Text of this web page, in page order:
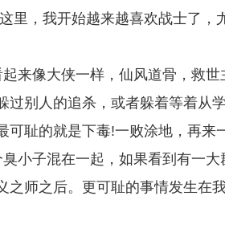
里，我开始越来越喜欢战士了，
像大侠一样，仙风道骨，救世
过别人的追杀，或者躲着等着从
可耻的就是下毒!一败涂地，再
小子混在一起，如果看到有一
之师之后。更可耻的事情发生在